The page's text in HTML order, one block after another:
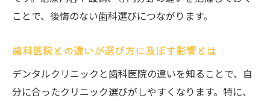
歯科治療の苦手意識を克服できるクリニッ
クの特徴
リラックスできる歯科医院の共通ポイント
見た目重視の方が注目したいデンタルクリニッ
ことで、後悔のない歯科選びにつながります。
歯科医院との違いが選び方に及ぼす影響とは
デンタルクリニックと歯科医院の違いを知ることで、自
分に合ったクリニック選びがしやすくなります。特に、